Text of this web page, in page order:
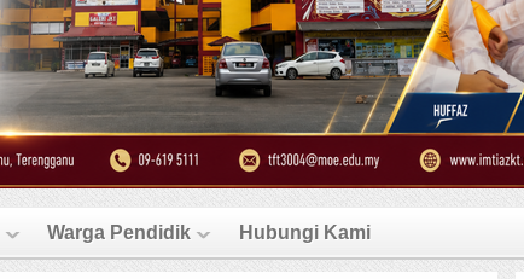
Warga Pendidik Hubungi Kami